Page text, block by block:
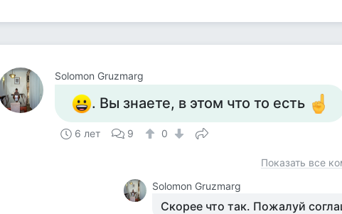
Solomon Gruzmarg
. Вы знаете, в этом что то есть
6 лет 9 0
Показать все
Solomon Gruzmarg
Скорее что так. Пожалуй